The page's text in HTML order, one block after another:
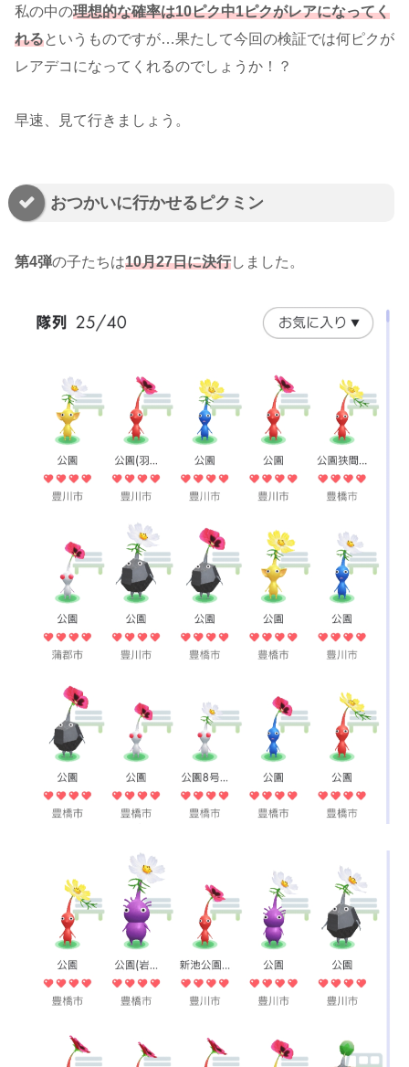
私の中の理想的な確率は10ピク中1ピクがレアになってく
れるというものですが…果たして今回の検証では何ピクが
レアデコになってくれるのでしょうか！？
早速、見て行きましょう。
おつかいに行かせるピクミン
第4弾の子たちは10月27日に決行しました。